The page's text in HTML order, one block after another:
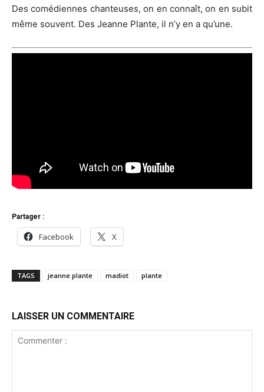
Des comédiennes chanteuses, on en connaît, on en subit
même souvent. Des Jeanne Plante, il n’y en a qu’une.
Partager :
Facebook X
TAGS jeanne plante madiot plante
LAISSER UN COMMENTAIRE